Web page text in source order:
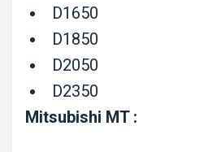
D1650
D1850
D2050
D2350
Mitsubishi MT :